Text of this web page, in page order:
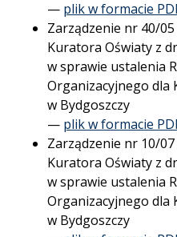
— plik w formacie
Zarządzenie nr 40/
Kuratora Oświaty z
w sprawie ustalenia
Organizacyjnego dla
w Bydgoszczy
— plik w formacie
Zarządzenie nr 10/
Kuratora Oświaty z
w sprawie ustalenia
Organizacyjnego dla
w Bydgoszczy